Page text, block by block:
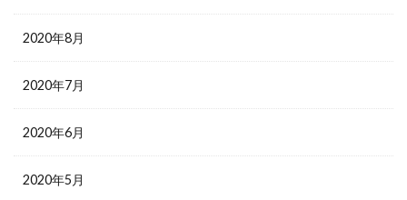
2020年8月
2020年7月
2020年6月
2020年5月